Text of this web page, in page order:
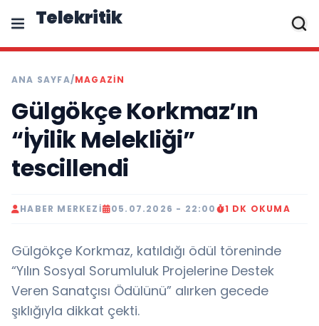
Telekritik
ANA SAYFA/MAGAZIN
Gülgökçe Korkmaz’ın
“İyilik Melekliği”
tescillendi
HABER MERKEZI 05.07.2026 - 22:00 1 DK OKUMA
Gülgökçe Korkmaz, katıldığı ödül töreninde
“Yılın Sosyal Sorumluluk Projelerine Destek
Veren Sanatçısı Ödülünü” alırken gecede
şıklığıyla dikkat çekti.